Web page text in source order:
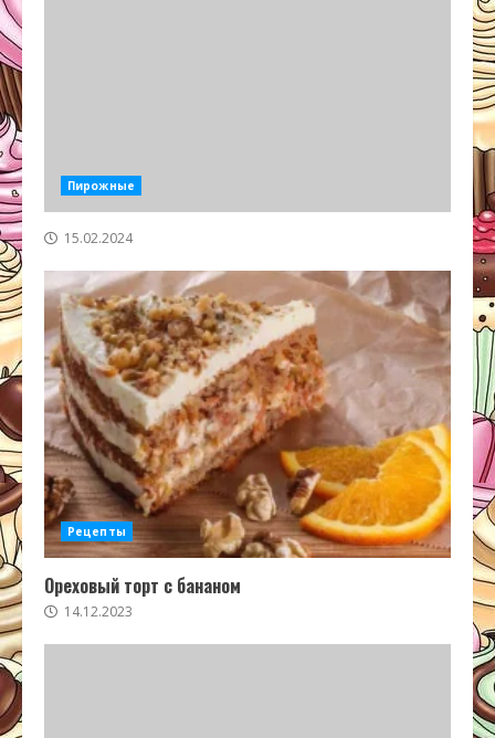
Пирожные
15.02.2024
Рецепты
Ореховый торт с бананом
14.12.2023